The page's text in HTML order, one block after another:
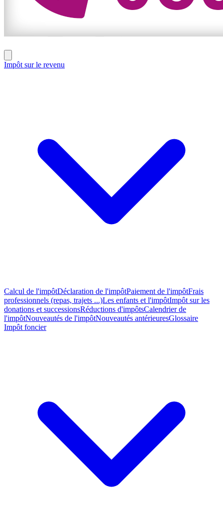
Impôt sur le revenu
Calcul de l'impôtDéclaration de l'impôtPaiement de l'impôtFrais
professionnels (repas, trajets ...)Les enfants et l'impôtImpôt sur les
donations et successionsRéductions d'impôtsCalendrier de
l'impôtNouveautés de l'impôtNouveautés antérieuresGlossaire
Impôt foncier